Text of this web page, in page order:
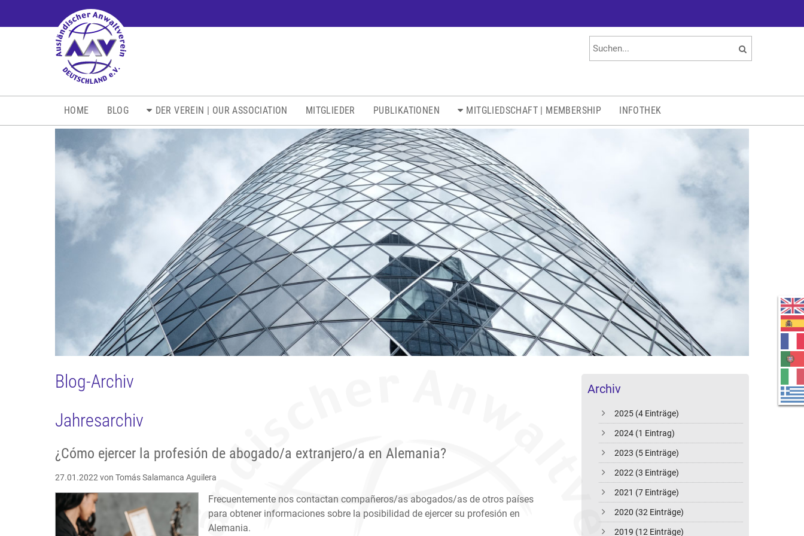
HOME BLOG DER VEREIN | OUR ASSOCIATION MITGLIEDER PUBLIKATIONEN MITGLIEDSCHAFT | MEMBERSHIP INFOTHEK
Archiv
2025 (4 Einträge)
2024 (1 Eintrag)
2023 (5 Einträge)
2022 (3 Einträge)
2021 (7 Einträge)
2020 (32 Einträge)
2019 (12 Einträge)
Blog-Archiv
Jahresarchiv
¿Cómo ejercer la profesión de abogado/a extranjero/a en Alemania?
27.01.2022 von Tomás Salamanca Aguilera
Frecuentemente nos contactan compañeros/as abogados/as de otros países
para obtener informaciones sobre la posibilidad de ejercer su profesión en
Alemania.